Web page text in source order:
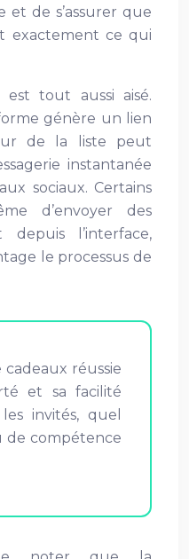
de s’assurer que
exactement ce qui
tout aussi aisé.
génère un lien
de la liste peut
instantanée
sociaux. Certains
d’envoyer des
depuis l’interface,
le processus de
cadeaux réussie
et sa facilité
invités, quel
de compétence